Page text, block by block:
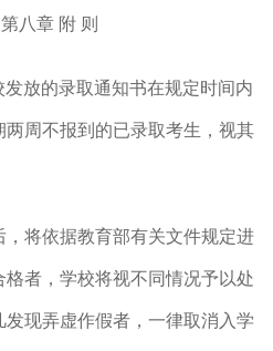
第八章附 则
发放的录取通知书在规定时间内
周不报到的已录取考生，视其
，将依据教育部有关文件规定进
者，学校将视不同情况予以处
现弄虚作假者，一律取消入学